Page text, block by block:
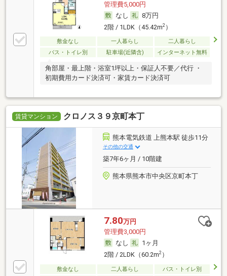
管理費5,000円
なし
8万円
2階 / 1LDK（45.42m2）
敷金なし 一人暮らし
二人暮らし
バス・トイレ別
駐車場(近隣含) インターネット無料
角部屋・最上階・浴室1坪以上・保証人不要／代行 ・
初期費用カード決済可・家賃カード決済可
賃貸マンション クロノス３９京町本丁
熊本電気鉄道 上熊本駅 徒歩11分
その他の交通
築7年6ヶ月 / 10階建
熊本県熊本市中央区京町本丁
7.80万円
管理費3,000円
なし
1ヶ月
2階 / 2LDK（60.2m2）
敷金なし 二人暮らし
バス・トイレ別